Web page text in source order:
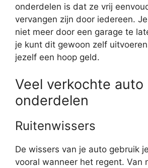
onderdelen is dat ze vrij
vervangen zijn door iedereen.
niet meer door een garage te
je kunt dit gewoon zelf
jezelf een hoop geld.
Veel verkochte auto
onderdelen
Ruitenwissers
De wissers van je auto gebruik
vooral wanneer het regent. Van